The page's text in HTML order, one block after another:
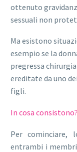
ottenuto
sessuali non
Ma esistono
esempio se la
pregressa
ereditate da uno
figli.
In cosa consistono?
Per cominciare,
entrambi i